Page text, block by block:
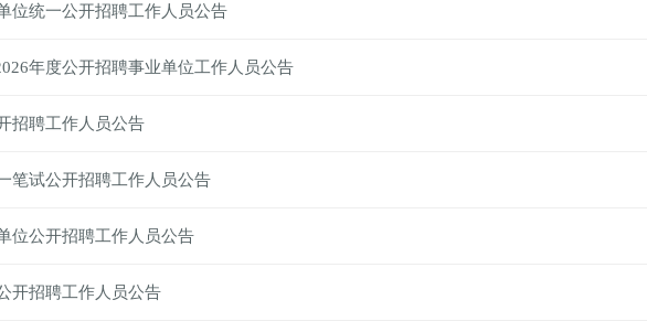
位统一公开招聘工作人员公告
年度公开招聘事业单位工作人员公告
招聘工作人员公告
笔试公开招聘工作人员公告
位公开招聘工作人员公告
开招聘工作人员公告